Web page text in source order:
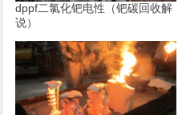
dppf二氯化钯电性（钯碳回收解
说）